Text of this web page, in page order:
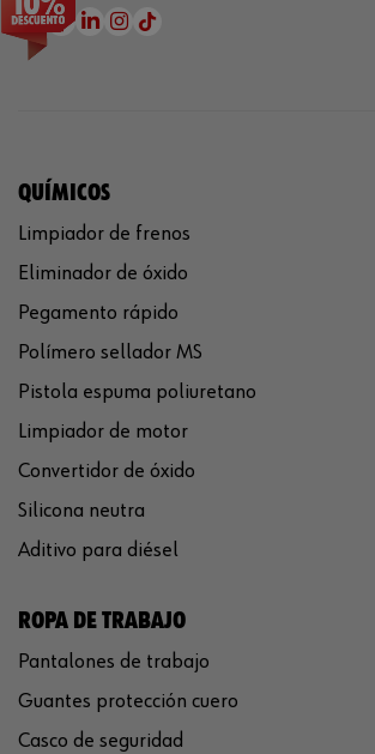
QUÍMICOS
Limpiador de frenos
Eliminador de óxido
Pegamento rápido
Polímero sellador MS
Pistola espuma poliuretano
Limpiador de motor
Convertidor de óxido
Silicona neutra
Aditivo para diésel
ROPA DE TRABAJO
Pantalones de trabajo
Guantes protección cuero
Casco de seguridad